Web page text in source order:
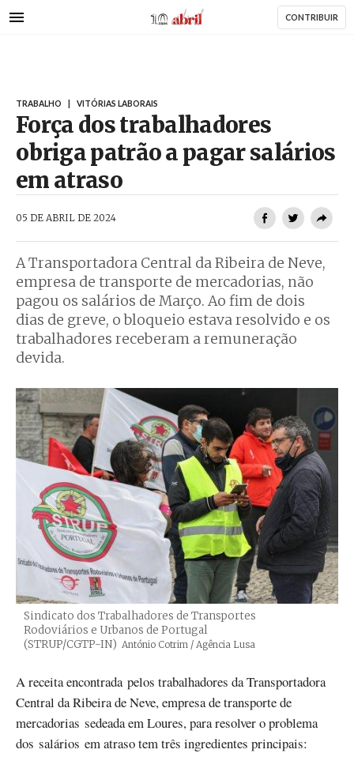
para
AbrilAbril CONTRIBUIR
TRABALHO VITÓRIAS LABORAIS
Força dos trabalhadores
obriga patrão a pagar salários
em atraso
05 DE ABRIL DE 2024
A Transportadora Central da Ribeira de Neve,
empresa de transporte de mercadorias, não
pagou os salários de Março. Ao fim de dois
dias de greve, o bloqueio estava resolvido e os
trabalhadores receberam a remuneração
devida.
Sindicato dos Trabalhadores de Transportes
Rodoviários e Urbanos de Portugal
(STRUP/CGTP-IN) Créditos
António Cotrim / Agência Lusa
A receita encontrada pelos trabalhadores da Transportadora
Central da Ribeira de Neve, empresa de transporte de
mercadorias sedeada em Loures, para resolver o problema
dos salários em atraso tem três ingredientes principais: